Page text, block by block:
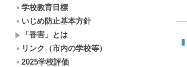
学校教育目標
いじめ防止基本方針
「香害」とは
リンク（市内の学校等）
2025学校評価